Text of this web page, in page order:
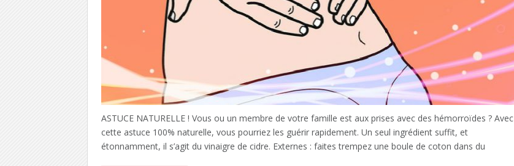
ASTUCE NATURELLE ! Vous ou un membre de votre famille est aux prises avec des hémorroïdes ? Avec
cette astuce 100% naturelle, vous pourriez les guérir rapidement. Un seul ingrédient suffit, et
étonnamment, il s’agit du vinaigre de cidre. Externes : faites trempez une boule de coton dans du